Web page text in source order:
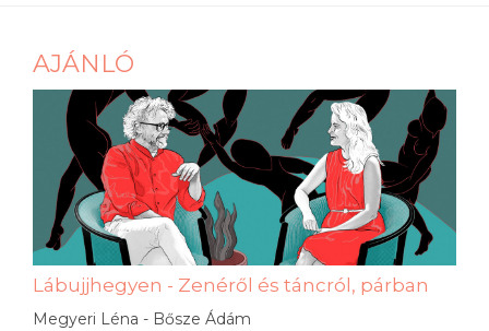
AJÁNLÓ
Lábujjhegyen - Zenéről és táncról, párban
Megyeri Léna - Bősze Ádám